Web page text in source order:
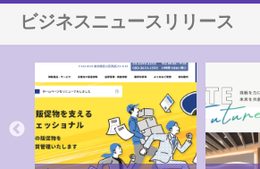
ビジネスニュースリリース